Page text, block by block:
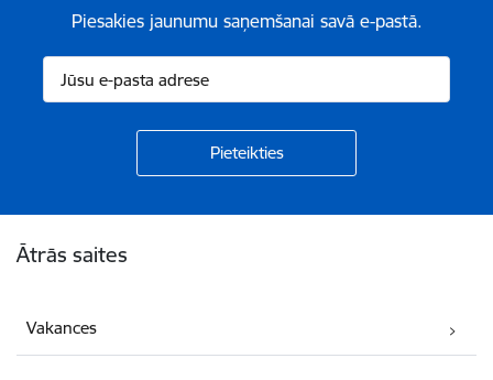
Piesakies jaunumu saņemšanai savā e-pastā.
Ātrās saites
Vakances